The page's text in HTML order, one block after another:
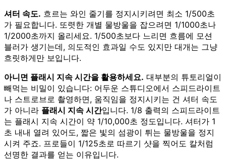
셔터 속도. 흐르는 와인 줄기를 정지시키려면 최소 1/500초
가 필요합니다. 또렷한 개별 물방울을 잡으려면 1/1000초나
1/2000초까지 올리세요. 1/500초보다 느리면 흐름에 모션
블러가 생기는데, 의도적인 효과일 수도 있지만 대개는 그냥
흐릿하게만 보입니다.
아니면 플래시 지속 시간을 활용하세요. 대부분의 튜토리얼이
빼먹는 비밀이 있습니다: 어두운 스튜디오에서 스피드라이트
나 스트로브로 촬영하면, 움직임을 정지시키는 건 셔터 속도
가 아니라 플래시 지속 시간입니다. 1/8 출력의 스피드라이트
는 플래시 지속 시간이 약 1/10,000초 정도입니다. 셔터가 1
초 내내 열려 있어도, 짧은 빛의 섬광이 튀는 물방울을 정지
시켜 주죠. 프로들이 1/125초로 따르기 샷을 찍어도 칼처럼
선명한 결과를 얻는 이유입니다.